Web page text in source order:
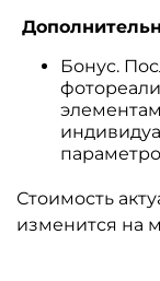
Бонус.
Стоимость
изменится на